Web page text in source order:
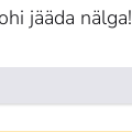
jääda nälga!